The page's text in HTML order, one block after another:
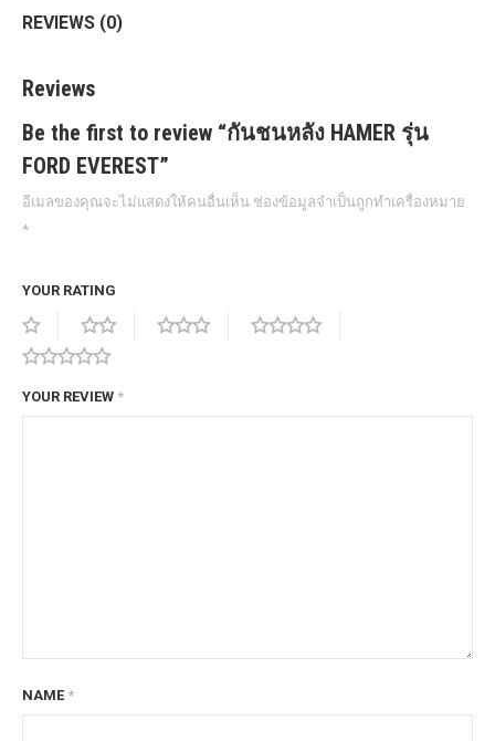
REVIEWS (0)
Reviews
Be the first to review “กันชนหลัง HAMER รุ่น
FORD EVEREST”
อีเมลของคุณจะไม่แสดงให้คนอื่นเห็น ช่องข้อมูลจำเป็นถูกทำเครื่องหมาย
*
YOUR RATING
YOUR REVIEW *
NAME *